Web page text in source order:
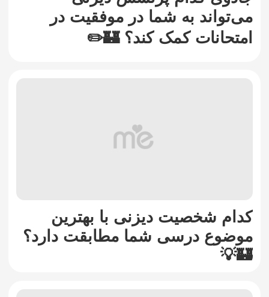
می‌تواند به شما در موفقیت در
امتحانات کمک کند؟ 🏰✏️
کدام شخصیت دیزنی با بهترین
موضوع درسی شما مطابقت دارد؟
🏰💡